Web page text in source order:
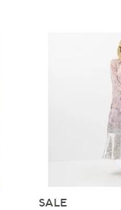
SALE